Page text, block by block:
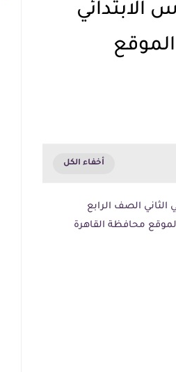
الابتدائي
الصف الرابع
محافظة القاهرة